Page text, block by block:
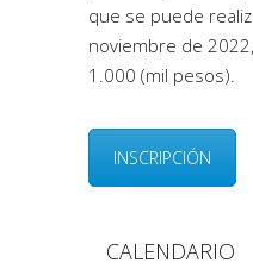
que se puede
noviembre de
1.000 (mil pesos).
INSCRIPCIÓN
CALENDARIO